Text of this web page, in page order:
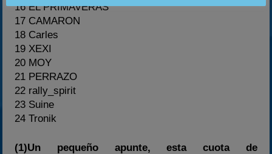
16 EL PRIMAVERAS
17 CAMARON
18 Carles
19 XEXI
20 MOY
21 PERRAZO
22 rally_spirit
23 Suine
24 Tronik
(1)Un pequeño apunte, esta cuota de